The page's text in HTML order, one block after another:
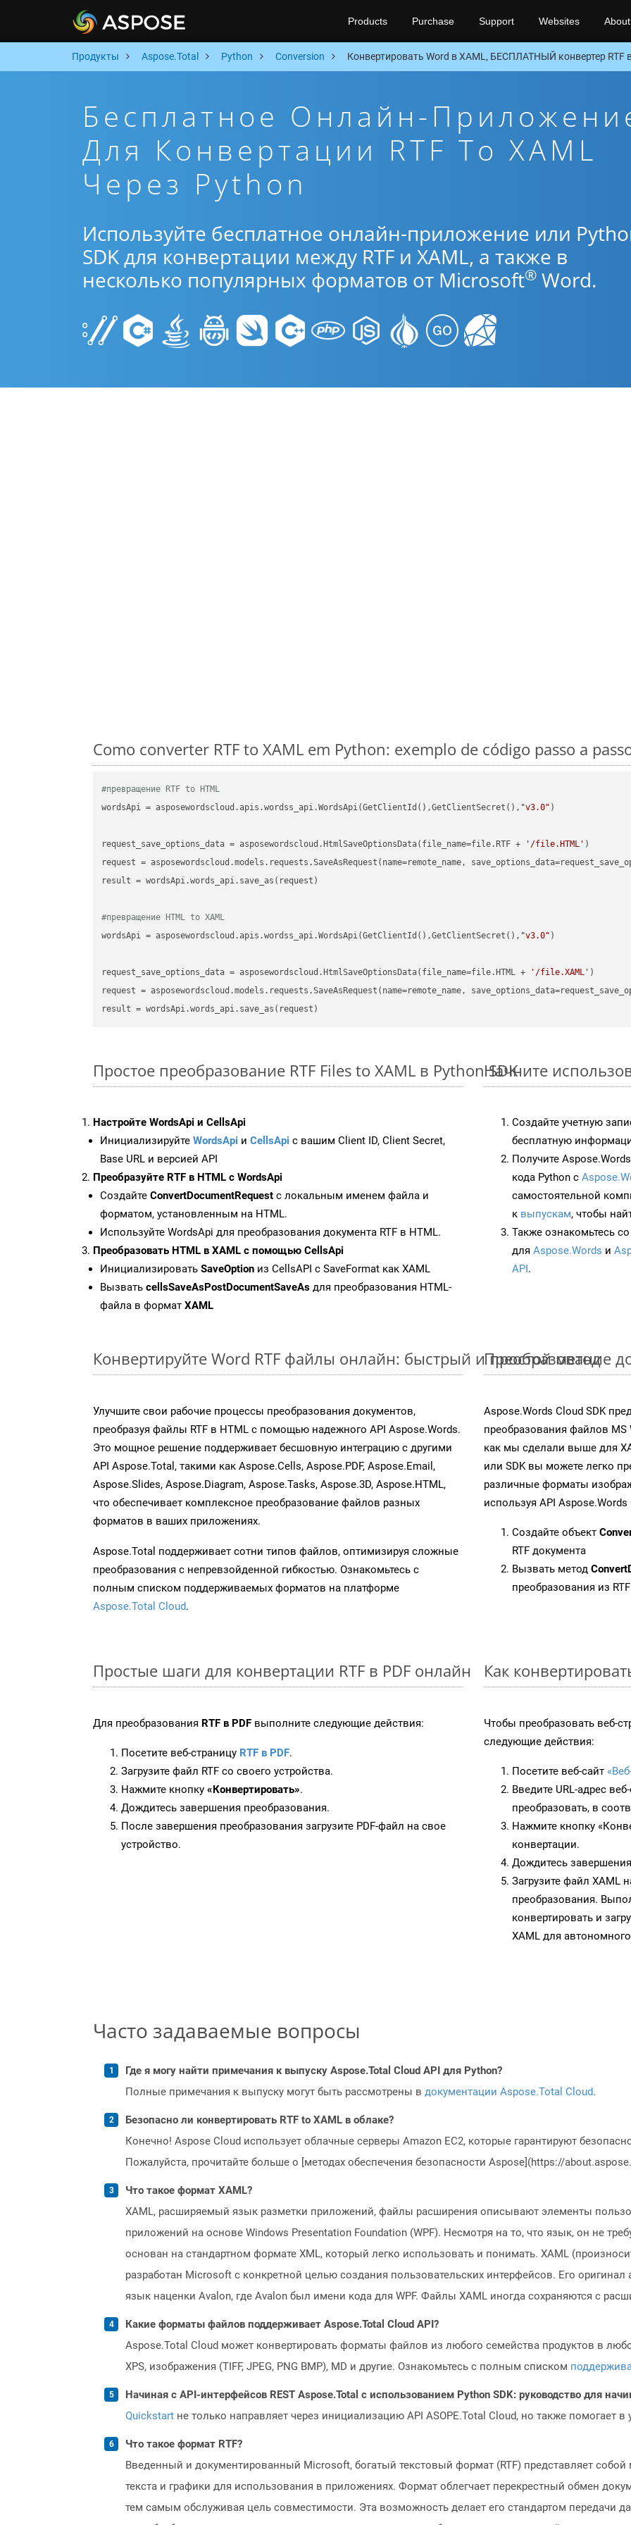
Products Purchase Support Websites About
Продукты Aspose.Total Python Conversion Конвертировать Word в XAML, БЕСПЛАТНЫЙ конвертер RTF
Бесплатное Онлайн-
Для Конвертации RTF To XAML
Через Python
Используйте бесплатное онлайн-приложение или
SDK для конвертации между RTF и XAML, а также в
несколько популярных форматов от Microsoft® Word.
Como converter RTF to XAML em Python: exemplo de código passo a
#превращение RTF to HTML
wordsApi = asposewordscloud.apis.wordss_api.WordsApi(GetClientId(),GetClientSecret(), "v3.0" )
request_save_options_data = asposewordscloud.HtmlSaveOptionsData(file_name=file.RTF + '/file.HTML'
request
result = wordsApi.words_api.save_as(request)
#превращение HTML to XAML
wordsApi = asposewordscloud.apis.wordss_api.WordsApi(GetClientId(),GetClientSecret(), "v3.0" )
request_save_options_data = asposewordscloud.HtmlSaveOptionsData(file_name=file.HTML + '/file.XAML'
request
result
Простое преобразование RTF Files to XAML в Python SDK
Настройте WordsApi и CellsApi
Инициализируйте WordsApi и CellsApi с вашим Client ID, Client Secret,
Base URL и версией API
Преобразуйте RTF в HTML с WordsApi
Создайте ConvertDocumentRequest с локальным именем файла и
форматом, установленным на HTML.
Используйте WordsApi для преобразования документа RTF в HTML.
Преобразовать HTML в XAML с помощью CellsApi
Инициализировать SaveOption из CellsAPI с SaveFormat как XAML
Вызвать cellsSaveAsPostDocumentSaveAs для преобразования HTML-
файла в формат XAML
Начните
Создайте учетную
бесплатную
Получите
кода Python с
самостоятельной
к выпускам, чтобы
Также ознакомьтесь
для Aspose.Words и
API.
Конвертируйте Word RTF файлы онлайн: быстрый и простой метод
Улучшите свои рабочие процессы преобразования документов,
преобразуя файлы RTF в HTML с помощью надежного API Aspose.Words.
Это мощное решение поддерживает бесшовную интеграцию с другими
API Aspose.Total, такими как Aspose.Cells, Aspose.PDF, Aspose.Email,
Aspose.Slides, Aspose.Diagram, Aspose.Tasks, Aspose.3D, Aspose.HTML,
что обеспечивает комплексное преобразование файлов разных
форматов в ваших приложениях.
Aspose.Total поддерживает сотни типов файлов, оптимизируя сложные
преобразования с непревзойденной гибкостью. Ознакомьтесь с
полным списком поддерживаемых форматов на платформе
Aspose.Total Cloud.
Преобразование
Aspose.Words Cloud SDK
преобразования файлов
как мы сделали выше для
или SDK вы можете легко
различные форматы
используя API Aspose.Words
Создайте объект
RTF документа
Вызвать метод
преобразования из RTF
Простые шаги для конвертации RTF в PDF онлайн
Для преобразования RTF в PDF выполните следующие действия:
Посетите веб-страницу RTF в PDF.
Загрузите файл RTF со своего устройства.
Нажмите кнопку «Конвертировать».
Дождитесь завершения преобразования.
После завершения преобразования загрузите PDF-файл на свое
устройство.
Как
Чтобы преобразовать веб-
следующие действия:
Посетите веб-сайт
Введите URL-адрес
преобразовать, в
Нажмите кнопку
конвертации.
Дождитесь
Загрузите файл XAML
преобразования.
конвертировать и
XAML для
Часто задаваемые вопросы
Где я могу найти примечания к выпуску Aspose.Total Cloud API для Python?
Полные примечания к выпуску могут быть рассмотрены в документации Aspose.Total Cloud.
Безопасно ли конвертировать RTF to XAML в облаке?
Конечно! Aspose Cloud использует облачные серверы Amazon EC2, которые гарантируют
Пожалуйста, прочитайте больше о [методах обеспечения безопасности Aspose](https://
Что такое формат XAML?
XAML, расширяемый язык разметки приложений, файлы расширения описывают элементы
приложений на основе Windows Presentation Foundation (WPF). Несмотря на то, что язык, он не
основан на стандартном формате XML, который легко использовать и понимать. XAML
разработан Microsoft с конкретной целью создания пользовательских интерфейсов. Его
язык наценки Avalon, где Avalon был имени кода для WPF. Файлы XAML иногда сохраняются с
Какие форматы файлов поддерживает Aspose.Total Cloud API?
Aspose.Total Cloud может конвертировать форматы файлов из любого семейства продуктов в
XPS, изображения (TIFF, JPEG, PNG BMP), MD и другие. Ознакомьтесь с полным списком
Начиная с API-интерфейсов REST Aspose.Total с использованием Python SDK: руководство для
Quickstart не только направляет через инициализацию API ASOPE.Total Cloud, но также помогает
Что такое формат RTF?
Введенный и документированный Microsoft, богатый текстовый формат (RTF) представляет
текста и графики для использования в приложениях. Формат облегчает перекрестный обмен
тем самым обслуживая цель совместимости. Эта возможность делает его стандартом передачи